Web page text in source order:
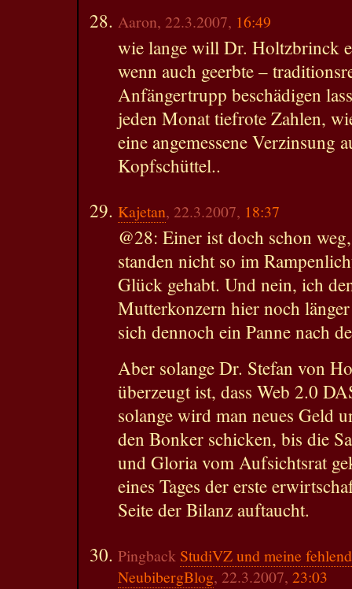
Aaron, 22.3.2007, 16:49
wie lange will Dr. Holtzbrinck
wenn auch geerbte –
Anfängertrupp beschädigen
jeden Monat tiefrote Zahlen,
eine angemessene Verzinsung
Kopfschüttel..
Kajetan, 22.3.2007, 18:37
@28: Einer ist doch schon
standen nicht so im
Glück gehabt. Und nein, ich
Mutterkonzern hier noch
sich dennoch ein Panne nach
Aber solange Dr. Stefan von
überzeugt ist, dass Web 2.0
solange wird man neues Geld
den Bonker schicken, bis die
und Gloria vom Aufsichtsrat
eines Tages der erste
Seite der Bilanz auftaucht.
Pingback StudiVZ und meine
NeubibergBlog, 22.3.2007, 23:03